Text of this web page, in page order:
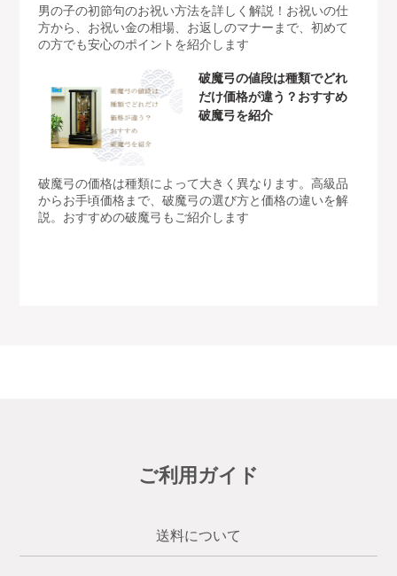
男の子の初節句のお祝い方法を詳しく解説！お祝いの仕
方から、お祝い金の相場、お返しのマナーまで、初めて
の方でも安心のポイントを紹介します
破魔弓の値段は種類でどれ
だけ価格が違う？おすすめ
破魔弓を紹介
破魔弓の価格は種類によって大きく異なります。高級品
からお手頃価格まで、破魔弓の選び方と価格の違いを解
説。おすすめの破魔弓もご紹介します
ご利用ガイド
送料について